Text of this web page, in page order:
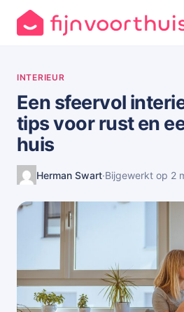
INTERIEUR
Een sfeervol
tips voor rust en
huis
Herman Swart·Bijgewerkt op 2